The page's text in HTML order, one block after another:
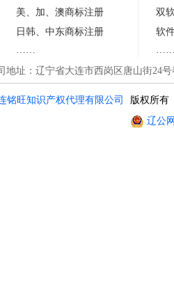
美、加、澳商标注册
日 韩、中东商标注册
……
双
软
地址：辽宁省大连市西岗区唐山街24
铭旺知识产权代理有限公司
版权所有
辽公